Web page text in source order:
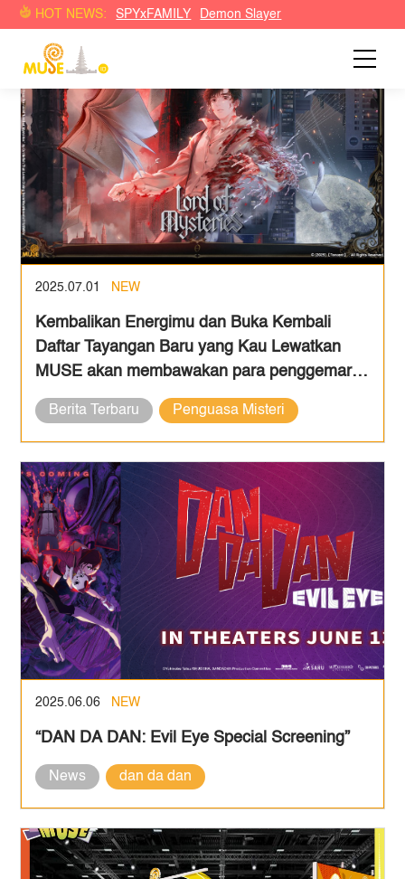
HOT NEWS: SPYxFAMILY Demon Slayer
2025.07.01 NEW
Kembalikan Energimu dan Buka Kembali
Daftar Tayangan Baru yang Kau Lewatkan
MUSE akan membawakan para penggemar
seri anime baru di musim panas 2025 ini!
Berita Terbaru Penguasa Misteri
2025.06.06 NEW
“DAN DA DAN: Evil Eye Special Screening”
News dan da dan